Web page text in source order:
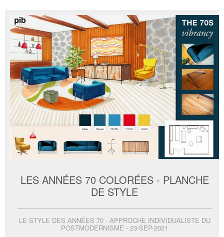
LES ANNÉES 70 COLORÉES - PLANCHE
DE STYLE
LE STYLE DES ANNÉES 70 - APPROCHE INDIVIDUALISTE DU
POSTMODERNISME - 23-SEP-2021